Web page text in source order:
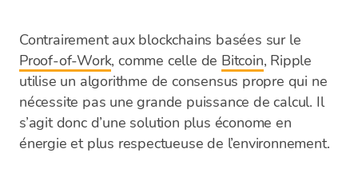
Contrairement aux blockchains basées sur le
Proof-of-Work, comme celle de Bitcoin, Ripple
utilise un algorithme de consensus propre qui ne
nécessite pas une grande puissance de calcul. Il
s’agit donc d’une solution plus économe en
énergie et plus respectueuse de l’environnement.